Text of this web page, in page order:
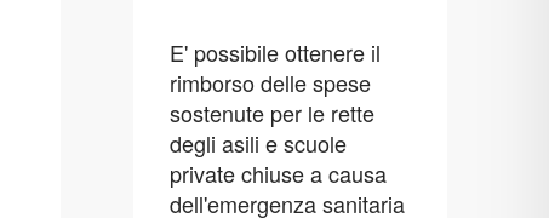
E' possibile ottenere il
rimborso delle spese
sostenute per le rette
degli asili e scuole
private chiuse a causa
dell'emergenza sanitaria